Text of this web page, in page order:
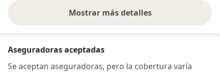
Mostrar más detalles
sobre la dirección
Aseguradoras aceptadas
Se aceptan aseguradoras, pero la cobertura varía